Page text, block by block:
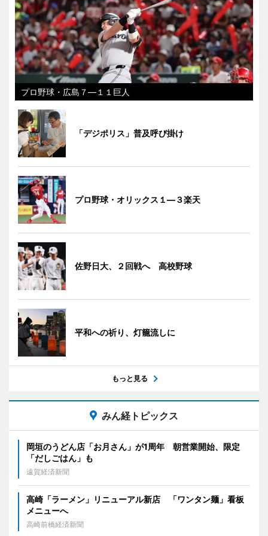
プロ野球・広島７―１１巨人
「デジポリス」普及呼び掛け
プロ野球・オリックス１―３楽天
佐野日大、２回戦へ 高校野球
平和への祈り、灯籠流しに
もっと見る
みん経トピックス
岡垣のうどん店「お月さん」が1周年 朝営業開始、限定
「だしごはん」も
遠賀経済新聞
高崎「ラーメン」リニューアル新店 「ワンタン麺」看板
メニューへ
高崎前橋経済新聞